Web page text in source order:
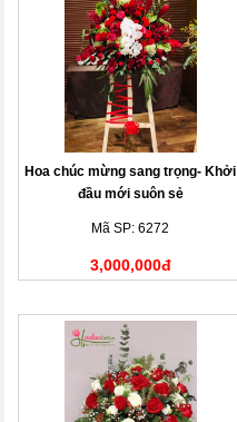
Hoa chúc mừng sang trọng- Khởi
đầu mới suôn sẻ
Mã SP: 6272
3,000,000đ